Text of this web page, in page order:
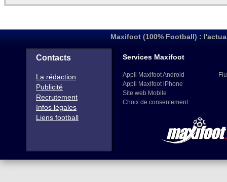
Maxifoot (100% Football) :
Contacts
La rédaction
Publicité
Recrutement
Infos légales
Liens football
Services Maxifoot
Appli Maxifoot Android
Appli Maxifoot iPhone
Site web Mobile
Choix de consentement